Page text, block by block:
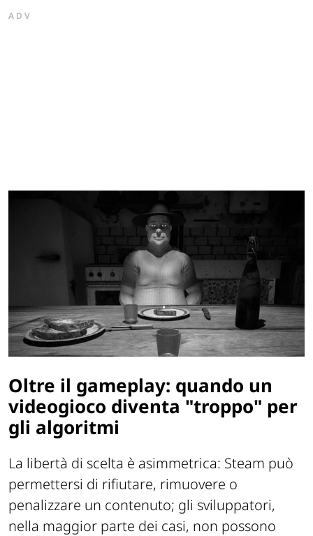
ADV
Oltre il gameplay: quando un
videogioco diventa "troppo" per
gli algoritmi
La libertà di scelta è asimmetrica: Steam può
permettersi di rifiutare, rimuovere o
penalizzare un contenuto; gli sviluppatori,
nella maggior parte dei casi, non possono